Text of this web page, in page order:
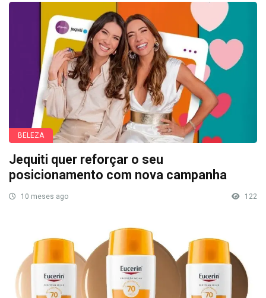
BELEZA
Jequiti quer reforçar o seu
posicionamento com nova campanha
10 meses ago 122